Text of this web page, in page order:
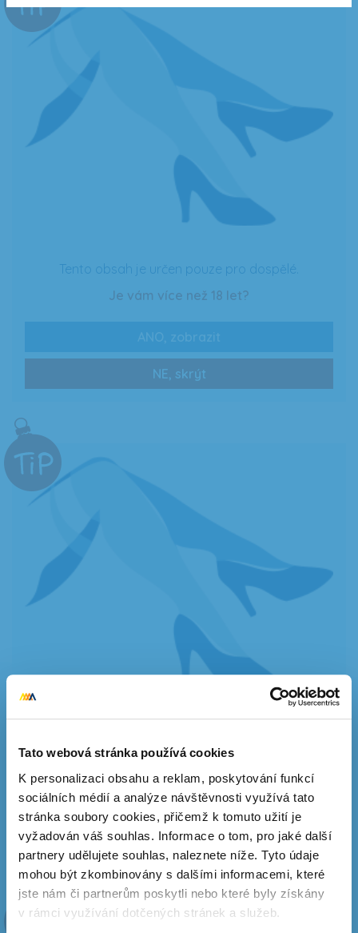
Tato webová stránka používá cookies
K personalizaci obsahu a reklam, poskytování funkcí
sociálních médií a analýze návštěvnosti využívá tato
stránka soubory cookies, přičemž k tomuto užití je
vyžadován váš souhlas. Informace o tom, pro jaké další
partnery udělujete souhlas, naleznete níže. Tyto údaje
mohou být zkombinovány s dalšími informacemi, které
jste nám či partnerům poskytli nebo které byly získány
v rámci využívání dotčených stránek a služeb.
Tento obsah je určen pouze pro dospělé.
Je vám více než 18 let?
ANO, zobrazit
NE, skrýt
0 Kč Zobrazit více
Je vám více než 18 let?
ANO, zobrazit
NE, skrýt